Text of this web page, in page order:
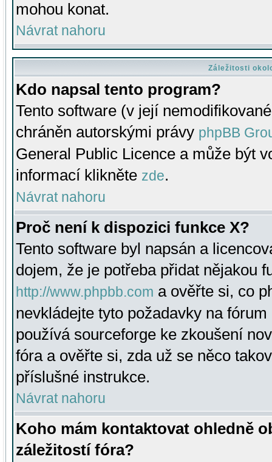
mohou konat.
Návrat nahoru
Záležitosti
Kdo napsal tento program?
Tento software (v její
chráněn autorskými právy phpBB
General Public Licence a může být
informací klikněte zde.
Návrat nahoru
Proč není k dispozici funkce X?
Tento software byl napsán a
dojem, že je potřeba přidat nějakou
http://www.phpbb.com a ověřte si, co
nevkládejte tyto požadavky na
používá sourceforge ke zkoušení
fóra a ověřte si, zda už se něco
příslušné instrukce.
Návrat nahoru
Koho mám kontaktovat ohledně
záležitostí fóra?